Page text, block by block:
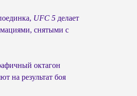
UFC 5 делает
снятыми с
октагон
на результат боя